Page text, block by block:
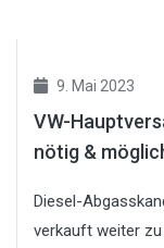
9. Mai 2023
VW-
nötig &
Diesel-
verkauft weiter